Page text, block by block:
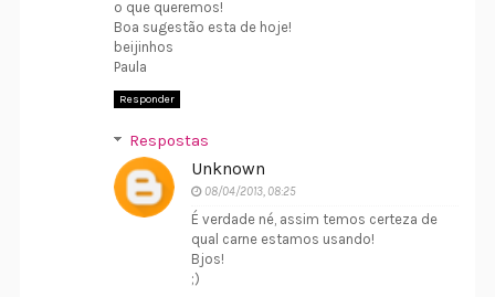
o que queremos!
Boa sugestão esta de hoje!
beijinhos
Paula
Responder
Respostas
Unknown
08/04/2013, 08:25
É verdade né, assim temos certeza de
qual carne estamos usando!
Bjos!
;)